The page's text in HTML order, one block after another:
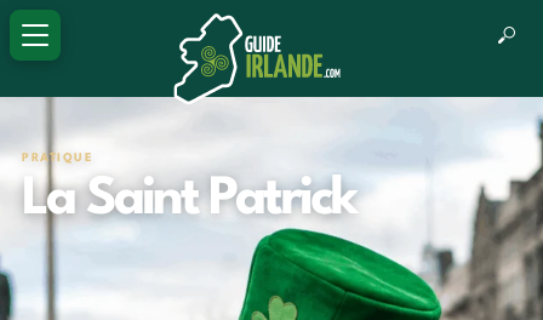
PRATIQUE
La Saint Patrick